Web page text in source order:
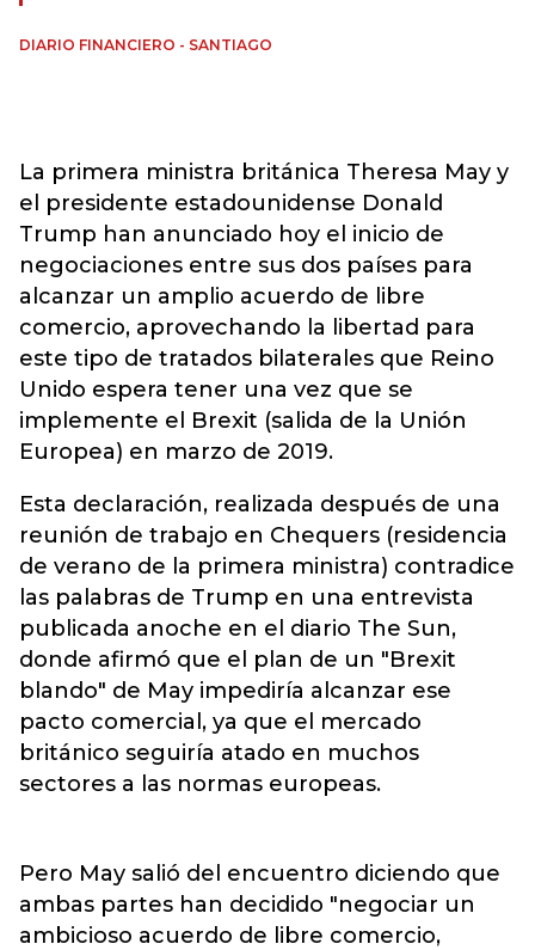
DIARIO FINANCIERO - SANTIAGO
La primera ministra británica Theresa May y
el presidente estadounidense Donald
Trump han anunciado hoy el inicio de
negociaciones entre sus dos países para
alcanzar un amplio acuerdo de libre
comercio, aprovechando la libertad para
este tipo de tratados bilaterales que Reino
Unido espera tener una vez que se
implemente el Brexit (salida de la Unión
Europea) en marzo de 2019.
Esta declaración, realizada después de una
reunión de trabajo en Chequers (residencia
de verano de la primera ministra) contradice
las palabras de Trump en una entrevista
publicada anoche en el diario The Sun,
donde afirmó que el plan de un "Brexit
blando" de May impediría alcanzar ese
pacto comercial, ya que el mercado
británico seguiría atado en muchos
sectores a las normas europeas.
Pero May salió del encuentro diciendo que
ambas partes han decidido "negociar un
ambicioso acuerdo de libre comercio,